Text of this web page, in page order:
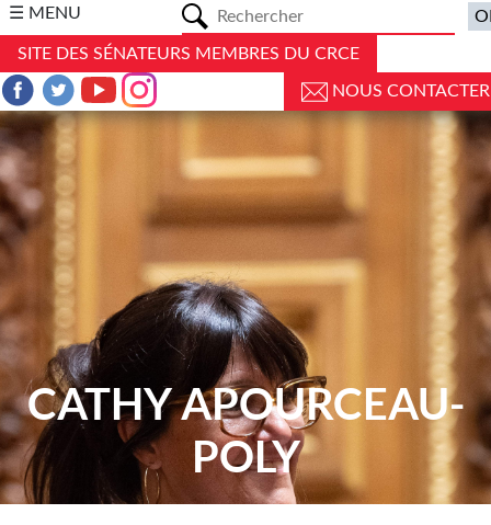
☰ MENU
SITE DES SÉNATEURS MEMBRES DU CRCE
NOUS CONTACTER
CATHY APOURCEAU-
POLY